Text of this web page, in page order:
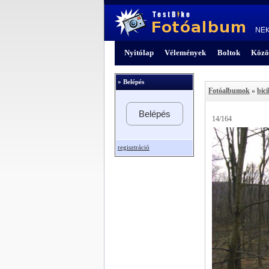
Nyitólap Vélemények Boltok
» Belépés
Belépés
regisztráció
Fotóalbumok »
14/164